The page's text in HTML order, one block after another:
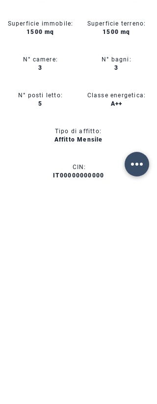
Superficie immobile:
1500 mq
N° camere:
3
N° posti letto:
5
Superficie terreno:
1500 mq
N° bagni:
3
Classe energetica:
A++
Tipo di affitto:
Affitto Mensile
CIN:
IT00000000000